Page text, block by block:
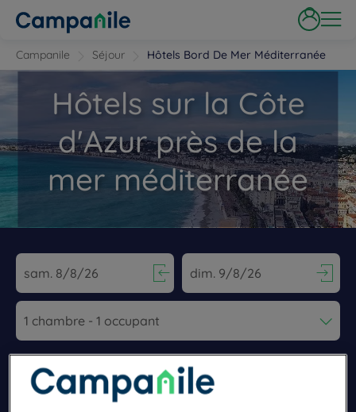
Campanile Séjour Hôtels Bord De Mer Méditerranée
Hôtels sur la Côte
d'Azur près de la
mer méditerranée
Navigate forward to interact with the calendar and select a
Navigate backward to interact
Ajouter un code